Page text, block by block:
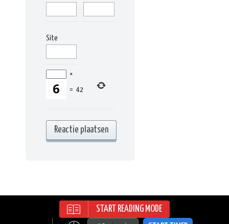
START READING MODE
Site
×
= 42
RECIPES WORDPRESS THEME | ALL
RIGHTS RESERVED | © 2015